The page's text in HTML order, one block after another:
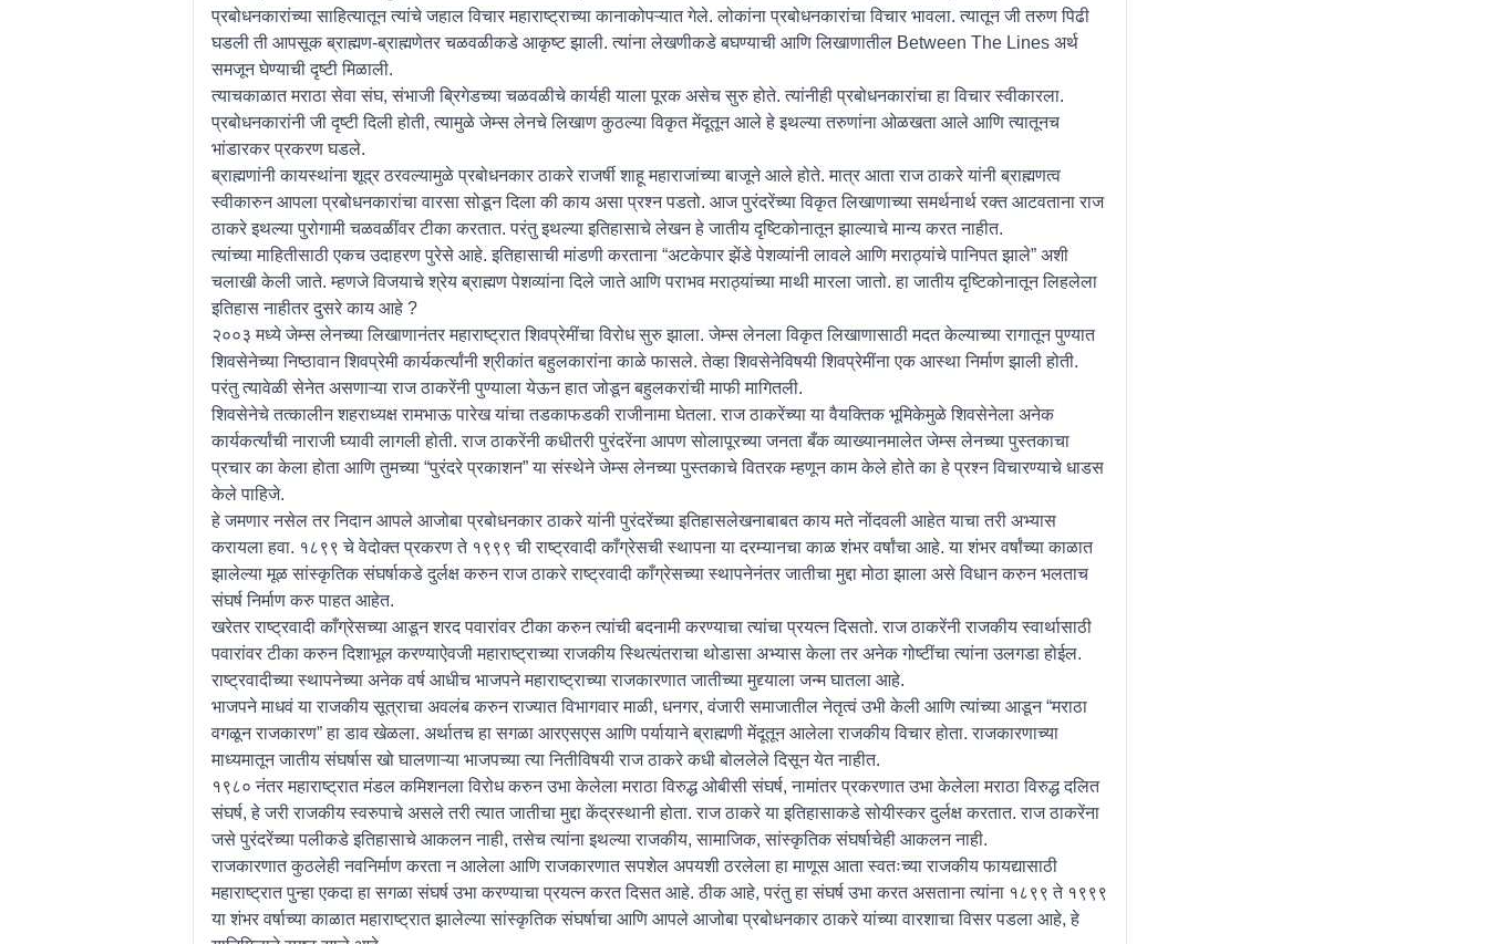
प्रबोधनकारांच्या साहित्यातून त्यांचे जहाल विचार महाराष्ट्राच्या कानाकोपऱ्यात गेले. लोकांना प्रबोधनकारांचा विचार भावला. त्यातून जी तरुण पिढी
घडली ती आपसूक ब्राह्मण-ब्राह्मणेतर चळवळीकडे आकृष्ट झाली. त्यांना लेखणीकडे बघण्याची आणि लिखाणातील Between The Lines अर्थ
समजून घेण्याची दृष्टी मिळाली.
त्याचकाळात मराठा सेवा संघ, संभाजी ब्रिगेडच्या चळवळीचे कार्यही याला पूरक असेच सुरु होते. त्यांनीही प्रबोधनकारांचा हा विचार स्वीकारला.
प्रबोधनकारांनी जी दृष्टी दिली होती, त्यामुळे जेम्स लेनचे लिखाण कुठल्या विकृत मेंदूतून आले हे इथल्या तरुणांना ओळखता आले आणि त्यातूनच
भांडारकर प्रकरण घडले.
ब्राह्मणांनी कायस्थांना शूद्र ठरवल्यामुळे प्रबोधनकार ठाकरे राजर्षी शाहू महाराजांच्या बाजूने आले होते. मात्र आता राज ठाकरे यांनी ब्राह्मणत्व
स्वीकारुन आपला प्रबोधनकारांचा वारसा सोडून दिला की काय असा प्रश्न पडतो. आज पुरंदरेंच्या विकृत लिखाणाच्या समर्थनार्थ रक्त आटवताना राज
ठाकरे इथल्या पुरोगामी चळवळींवर टीका करतात. परंतु इथल्या इतिहासाचे लेखन हे जातीय दृष्टिकोनातून झाल्याचे मान्य करत नाहीत.
त्यांच्या माहितीसाठी एकच उदाहरण पुरेसे आहे. इतिहासाची मांडणी करताना “अटकेपार झेंडे पेशव्यांनी लावले आणि मराठ्यांचे पानिपत झाले” अशी
चलाखी केली जाते. म्हणजे विजयाचे श्रेय ब्राह्मण पेशव्यांना दिले जाते आणि पराभव मराठ्यांच्या माथी मारला जातो. हा जातीय दृष्टिकोनातून लिहलेला
इतिहास नाहीतर दुसरे काय आहे ?
२००३ मध्ये जेम्स लेनच्या लिखाणानंतर महाराष्ट्रात शिवप्रेमींचा विरोध सुरु झाला. जेम्स लेनला विकृत लिखाणासाठी मदत केल्याच्या रागातून पुण्यात
शिवसेनेच्या निष्ठावान शिवप्रेमी कार्यकर्त्यांनी श्रीकांत बहुलकारांना काळे फासले. तेव्हा शिवसेनेविषयी शिवप्रेमींना एक आस्था निर्माण झाली होती.
परंतु त्यावेळी सेनेत असणाऱ्या राज ठाकरेंनी पुण्याला येऊन हात जोडून बहुलकरांची माफी मागितली.
शिवसेनेचे तत्कालीन शहराध्यक्ष रामभाऊ पारेख यांचा तडकाफडकी राजीनामा घेतला. राज ठाकरेंच्या या वैयक्तिक भूमिकेमुळे शिवसेनेला अनेक
कार्यकर्त्यांची नाराजी घ्यावी लागली होती. राज ठाकरेंनी कधीतरी पुरंदरेंना आपण सोलापूरच्या जनता बँक व्याख्यानमालेत जेम्स लेनच्या पुस्तकाचा
प्रचार का केला होता आणि तुमच्या “पुरंदरे प्रकाशन” या संस्थेने जेम्स लेनच्या पुस्तकाचे वितरक म्हणून काम केले होते का हे प्रश्न विचारण्याचे धाडस
केले पाहिजे.
हे जमणार नसेल तर निदान आपले आजोबा प्रबोधनकार ठाकरे यांनी पुरंदरेंच्या इतिहासलेखनाबाबत काय मते नोंदवली आहेत याचा तरी अभ्यास
करायला हवा. १८९९ चे वेदोक्त प्रकरण ते १९९९ ची राष्ट्रवादी काँग्रेसची स्थापना या दरम्यानचा काळ शंभर वर्षांचा आहे. या शंभर वर्षांच्या काळात
झालेल्या मूळ सांस्कृतिक संघर्षाकडे दुर्लक्ष करुन राज ठाकरे राष्ट्रवादी काँग्रेसच्या स्थापनेनंतर जातीचा मुद्दा मोठा झाला असे विधान करुन भलताच
संघर्ष निर्माण करु पाहत आहेत.
खरेतर राष्ट्रवादी काँग्रेसच्या आडून शरद पवारांवर टीका करुन त्यांची बदनामी करण्याचा त्यांचा प्रयत्न दिसतो. राज ठाकरेंनी राजकीय स्वार्थासाठी
पवारांवर टीका करुन दिशाभूल करण्याऐवजी महाराष्ट्राच्या राजकीय स्थित्यंतराचा थोडासा अभ्यास केला तर अनेक गोष्टींचा त्यांना उलगडा होईल.
राष्ट्रवादीच्या स्थापनेच्या अनेक वर्ष आधीच भाजपने महाराष्ट्राच्या राजकारणात जातीच्या मुद्द्याला जन्म घातला आहे.
भाजपने माधवं या राजकीय सूत्राचा अवलंब करुन राज्यात विभागवार माळी, धनगर, वंजारी समाजातील नेतृत्वं उभी केली आणि त्यांच्या आडून “मराठा
वगळून राजकारण” हा डाव खेळला. अर्थातच हा सगळा आरएसएस आणि पर्यायाने ब्राह्मणी मेंदूतून आलेला राजकीय विचार होता. राजकारणाच्या
माध्यमातून जातीय संघर्षास खो घालणाऱ्या भाजपच्या त्या नितीविषयी राज ठाकरे कधी बोललेले दिसून येत नाहीत.
१९८० नंतर महाराष्ट्रात मंडल कमिशनला विरोध करुन उभा केलेला मराठा विरुद्ध ओबीसी संघर्ष, नामांतर प्रकरणात उभा केलेला मराठा विरुद्ध दलित
संघर्ष, हे जरी राजकीय स्वरुपाचे असले तरी त्यात जातीचा मुद्दा केंद्रस्थानी होता. राज ठाकरे या इतिहासाकडे सोयीस्कर दुर्लक्ष करतात. राज ठाकरेंना
जसे पुरंदरेंच्या पलीकडे इतिहासाचे आकलन नाही, तसेच त्यांना इथल्या राजकीय, सामाजिक, सांस्कृतिक संघर्षाचेही आकलन नाही.
राजकारणात कुठलेही नवनिर्माण करता न आलेला आणि राजकारणात सपशेल अपयशी ठरलेला हा माणूस आता स्वतःच्या राजकीय फायद्यासाठी
महाराष्ट्रात पुन्हा एकदा हा सगळा संघर्ष उभा करण्याचा प्रयत्न करत दिसत आहे. ठीक आहे, परंतु हा संघर्ष उभा करत असताना त्यांना १८९९ ते १९९९
या शंभर वर्षाच्या काळात महाराष्ट्रात झालेल्या सांस्कृतिक संघर्षाचा आणि आपले आजोबा प्रबोधनकार ठाकरे यांच्या वारशाचा विसर पडला आहे, हे